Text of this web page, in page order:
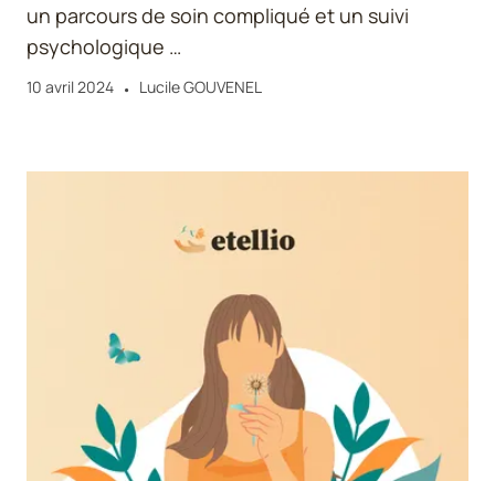
un parcours de soin compliqué et un suivi
psychologique …
10 avril 2024 Lucile GOUVENEL